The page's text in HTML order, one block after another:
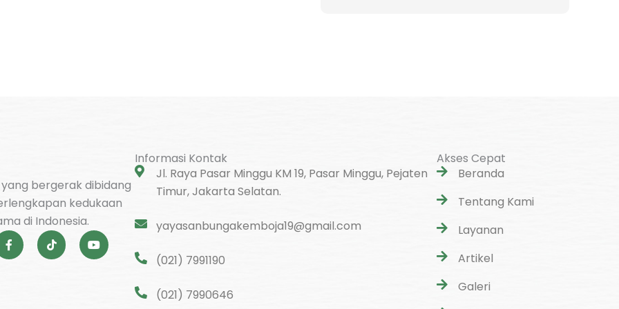
bergerak dibidang
kedukaan
di Indonesia.
F
a
c
T
i
k
Y
o
u
Informasi Kontak
Jl. Raya Pasar Minggu KM 19, Pasar Minggu, Pejaten
Timur, Jakarta Selatan.
yayasanbungakemboja19@gmail.com
(021) 7991190
(021) 7990646
Akses Cepat
Beranda
Tentang Kami
Layanan
Artikel
Galeri